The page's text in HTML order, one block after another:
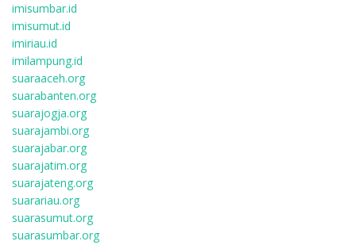
imisumbar.id
imisumut.id
imiriau.id
imilampung.id
suaraaceh.org
suarabanten.org
suarajogja.org
suarajambi.org
suarajabar.org
suarajatim.org
suarajateng.org
suarariau.org
suarasumut.org
suarasumbar.org